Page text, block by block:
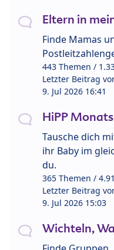
Eltern in
Finde Mamas
443 Themen /
Letzter Beitrag
9. Jul 2026 16:41
HiPP
Tausche dich
ihr Baby im
du.
365 Themen /
Letzter Beitrag
9. Jul 2026 15:03
Wichteln,